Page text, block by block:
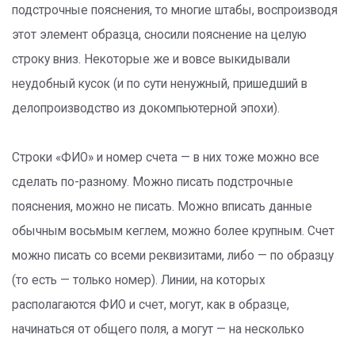
подстрочные пояснения, то многие штабы, воспроизводя
этот элемент образца, сносили пояснение на целую
строку вниз. Некоторые же и вовсе выкидывали
неудобный кусок (и по сути ненужный, пришедший в
делопроизводство из докомпьютерной эпохи).
Строки «ФИО» и номер счета — в них тоже можно все
сделать по-разному. Можно писать подстрочные
пояснения, можно не писать. Можно вписать данные
обычным восьмым кеглем, можно более крупным. Счет
можно писать со всеми реквизитами, либо — по образцу
(то есть — только номер). Линии, на которых
располагаются ФИО и счет, могут, как в образце,
начинаться от общего поля, а могут — на несколько